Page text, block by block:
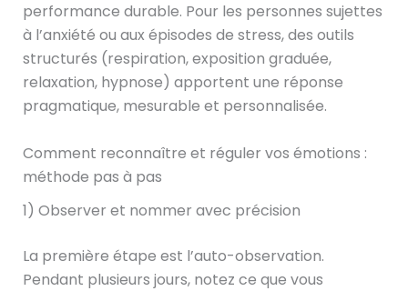
performance durable. Pour les personnes sujettes
à l’anxiété ou aux épisodes de stress, des outils
structurés (respiration, exposition graduée,
relaxation, hypnose) apportent une réponse
pragmatique, mesurable et personnalisée.
Comment reconnaître et réguler vos émotions :
méthode pas à pas
1) Observer et nommer avec précision
La première étape est l’auto-observation.
Pendant plusieurs jours, notez ce que vous